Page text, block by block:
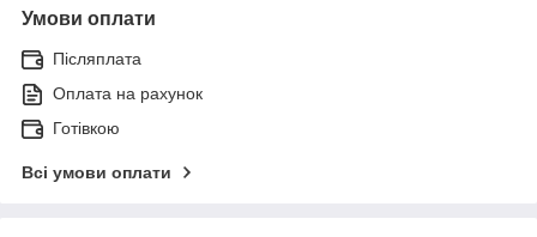
Умови оплати
Післяплата
Оплата на рахунок
Готівкою
Всі умови оплати